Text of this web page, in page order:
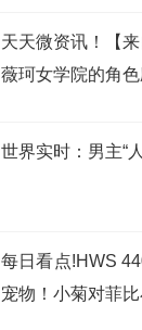
天天微资讯！【
薇珂女学院的角
世界实时：男主“
每日看点!HWS
宠物！小菊对菲